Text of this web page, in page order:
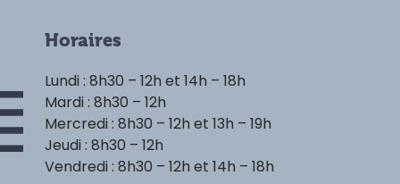
Horaires
Lundi : 8h30 – 12h et 14h – 18h
Mardi : 8h30 – 12h
Mercredi : 8h30 – 12h et 13h – 19h
Jeudi : 8h30 – 12h
Vendredi : 8h30 – 12h et 14h – 18h